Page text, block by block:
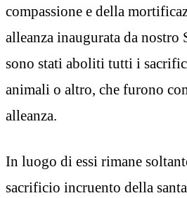
compassione e della
alleanza inaugurata da nostro
sono stati aboliti tutti i
animali o altro, che furono
alleanza.
In luogo di essi rimane
sacrificio incruento della